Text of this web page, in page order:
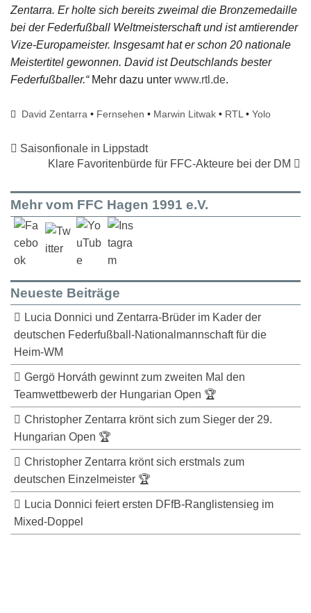
Zentarra. Er holte sich bereits zweimal die Bronzemedaille
bei der Federfußball Weltmeisterschaft und ist amtierender
Vize-Europameister. Insgesamt hat er schon 20 nationale
Meistertitel gewonnen. David ist Deutschlands bester
Federfußballer.“Mehr dazu unter www.rtl.de.
David Zentarra • Fernsehen • Marwin Litwak • RTL•Yolo
Saisonfionale in Lippstadt
Klare Favoritenbürde für FFC-Akteure bei der DM
Mehr vom FFC Hagen 1991 e.V.
Neueste Beiträge
Lucia Donnici und Zentarra-Brüder im Kader der
deutschen Federfußball-Nationalmannschaft für die
Heim-WM
Gergö Horváth gewinnt zum zweiten Mal den
Teamwettbewerb der Hungarian Open 🏆
Christopher Zentarra krönt sich zum Sieger der 29.
Hungarian Open 🏆
Christopher Zentarra krönt sich erstmals zum
deutschen Einzelmeister 🏆
Lucia Donnici feiert ersten DFfB-Ranglistensieg im
Mixed-Doppel